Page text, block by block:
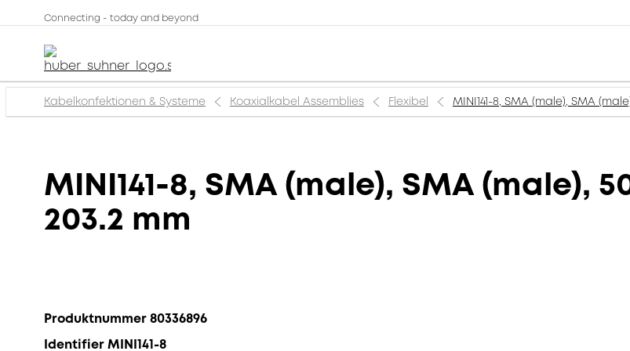
Connecting - today and beyond
Kabelkonfektionen & Systeme Koaxialkabel Assemblies Flexibel MINI141-8, SMA (male), SMA
MINI141-8, SMA (male), SMA (male),
203.2 mm
Produktnummer 80336896
Identifier MINI141-8